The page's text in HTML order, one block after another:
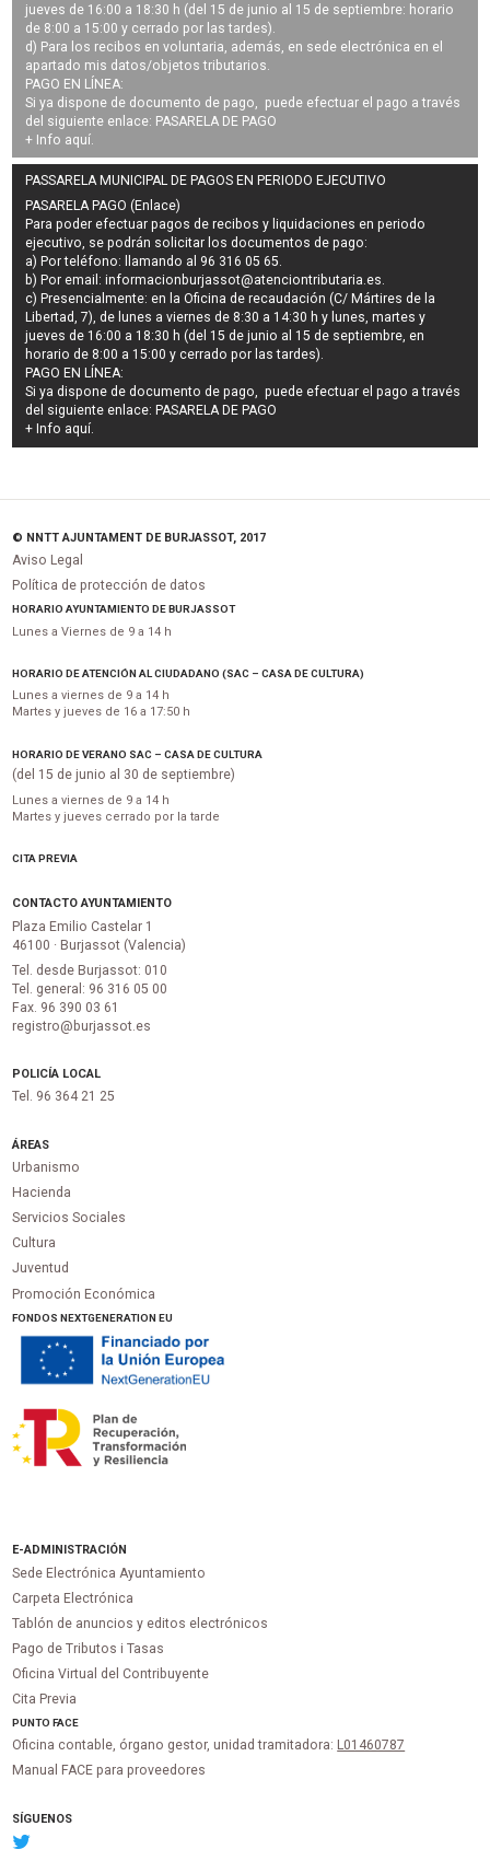
jueves de 16:00 a 18:30 h (del 15 de junio al 15 de septiembre: horario
de 8:00 a 15:00 y cerrado por las tardes).
d) Para los recibos en voluntaria, además, en sede electrónica en el
apartado mis datos/objetos tributarios.
PAGO EN LÍNEA:
Si ya dispone de documento de pago, puede efectuar el pago a través
del siguiente enlace: PASARELA DE PAGO
+ Info aquí.
PASSARELA MUNICIPAL DE PAGOS EN PERIODO EJECUTIVO
PASARELA PAGO (Enlace)
Para poder efectuar pagos derecibos y liquidaciones en periodo
ejecutivo, se podrán solicitar los documentos de pago:
a) Por teléfono: llamando al 96 316 05 65.
b) Por email:informacionburjassot@atenciontributaria.es.
c) Presencialmente: en la Oficina de recaudación (C/ Mártires de la
Libertad, 7), de lunes a viernes de 8:30 a 14:30 h y lunes, martes y
jueves de 16:00 a 18:30 h (del 15 de junio al 15 de septiembre, en
horario de 8:00 a 15:00 y cerrado por las tardes).
PAGO EN LÍNEA:
Si ya dispone de documento de pago, puede efectuar el pago a través
del siguiente enlace: PASARELA DE PAGO
+ Info aquí.
© NNTT AJUNTAMENT DE BURJASSOT, 2017
Aviso Legal
Política de protección de datos
HORARIO AYUNTAMIENTO DE BURJASSOT
Lunes a Viernes de 9 a 14 h
HORARIO DE ATENCIÓN AL CIUDADANO (SAC – CASA DE CULTURA)
Lunes a viernes de 9 a 14 h
Martes y jueves de 16 a 17:50 h
HORARIO DE VERANO SAC – CASA DE CULTURA
(del 15 de junio al 30 de septiembre)
Lunes a viernes de 9 a 14 h
Martes y jueves cerrado por la tarde
CITA PREVIA
CONTACTO AYUNTAMIENTO
Plaza Emilio Castelar 1
46100 · Burjassot (Valencia)
Tel. desde Burjassot: 010
Tel. general: 96 316 05 00
Fax. 96 390 03 61
registro@burjassot.es
POLICÍA LOCAL
Tel. 96 364 21 25
ÁREAS
Urbanismo
Hacienda
Servicios Sociales
Cultura
Juventud
Promoción Económica
FONDOS NEXTGENERATION EU
E-ADMINISTRACIÓN
Sede Electrónica Ayuntamiento
Carpeta Electrónica
Tablón de anuncios y editos electrónicos
Pago de Tributos i Tasas
Oficina Virtual del Contribuyente
Cita Previa
PUNTOFACE
Oficina contable, órgano gestor, unidad tramitadora: L01460787
Manual FACE para proveedores
SÍGUENOS